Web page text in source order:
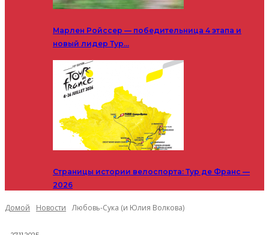
Марлен Ройссер — победительница 4 этапа и
новый лидер Тур…
Страницы истории велоспорта: Тур де Франс —
2026
Домой Новости Любовь-Сука (и Юлия Волкова)